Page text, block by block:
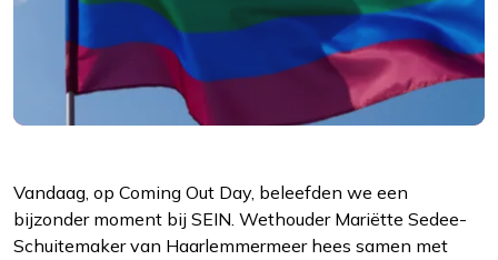
Vandaag, op Coming Out Day, beleefden we een
bijzonder moment bij SEIN. Wethouder Mariëtte Sedee-
Schuitemaker van Haarlemmermeer hees samen met